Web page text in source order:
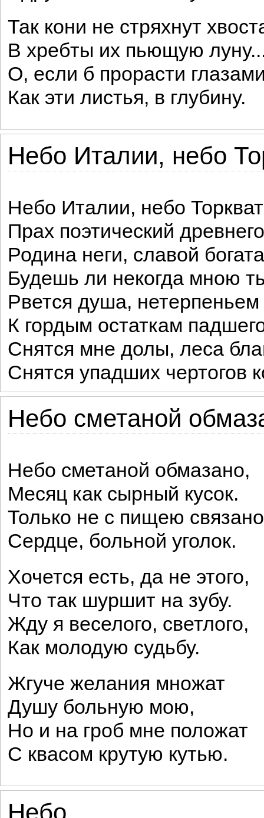
Так кони не стряхнут
В хребты их пьющую
О, если б прорасти
Как эти листья, в глубину.
Небо Италии, небо
Небо Италии, небо
Прах поэтический
Родина неги, славой
Будешь ли некогда мною
Рвется душа, нетерпеньем
К гордым остаткам
Снятся мне долы, леса
Снятся упадших чертогов
Небо сметаной
Небо сметаной обмазано,
Месяц как сырный кусок.
Только не с пищею связано
Сердце, больной уголок.
Хочется есть, да не этого,
Что так шуршит на зубу.
Жду я веселого, светлого,
Как молодую судьбу.
Жгуче желания множат
Душу больную мою,
Но и на гроб мне положат
С квасом крутую кутью.
Небо